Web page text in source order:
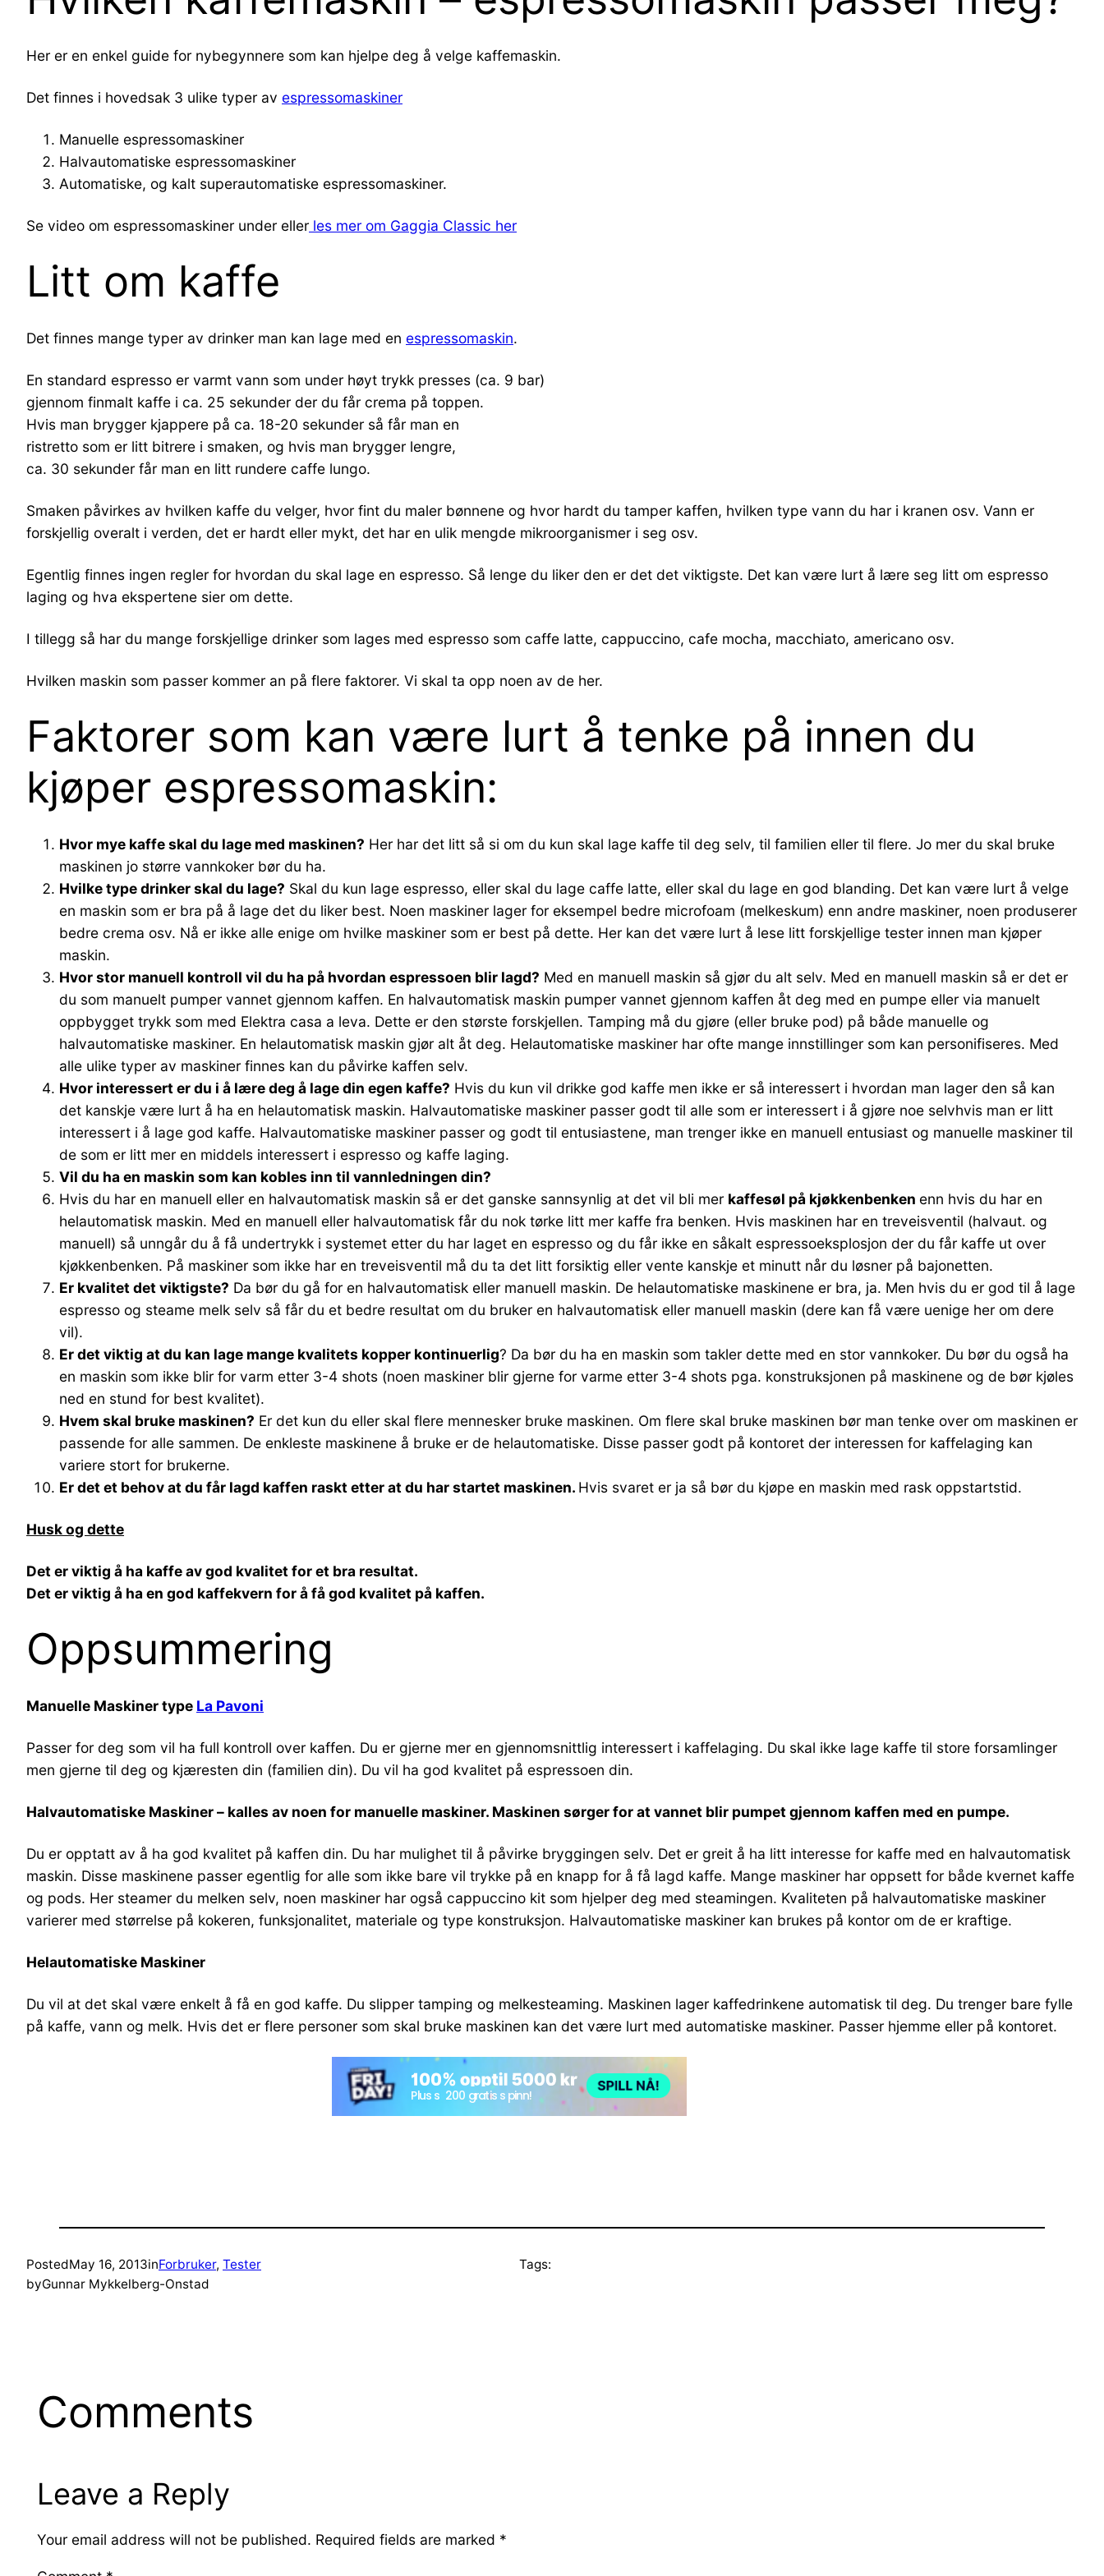
Her er en enkel guide for nybegynnere som kan hjelpe deg å velge kaffemaskin.
Det finnes i hovedsak 3 ulike typer av espressomaskiner
Manuelle espressomaskiner
Halvautomatiske espressomaskiner
Automatiske, og kalt superautomatiske espressomaskiner.
Se video om espressomaskiner under eller les mer om Gaggia Classic her
Litt om kaffe
Det finnes mange typer av drinker man kan lage med en espressomaskin.
En standard espresso er varmt vann som under høyt trykk presses (ca. 9 bar)
gjennom finmalt kaffe i ca. 25 sekunder der du får crema på toppen.
Hvis man brygger kjappere på ca. 18-20 sekunder så får man en
ristretto som er litt bitrere i smaken, og hvis man brygger lengre,
ca. 30 sekunder får man en litt rundere caffe lungo.
Smaken påvirkes av hvilken kaffe du velger, hvor fint du maler bønnene og hvor hardt du tamper kaffen, hvilken type vann du har i kranen osv. Vann er
forskjellig overalt i verden, det er hardt eller mykt, det har en ulik mengde mikroorganismer i seg osv.
Egentlig finnes ingen regler for hvordan du skal lage en espresso. Så lenge du liker den er det det viktigste. Det kan være lurt å lære seg litt om espresso
laging og hva ekspertene sier om dette.
I tillegg så har du mange forskjellige drinker som lages med espresso som caffe latte, cappuccino, cafe mocha, macchiato, americano osv.
Hvilken maskin som passer kommer an på flere faktorer. Vi skal ta opp noen av de her.
Faktorer som kan være lurt å tenke på innen du
kjøper espressomaskin:
Hvor mye kaffe skal du lage med maskinen? Her har det litt så si om du kun skal lage kaffe til deg selv, til familien eller til flere. Jo mer du skal bruke
maskinen jo større vannkoker bør du ha.
Hvilke type drinker skal du lage? Skal du kun lage espresso, eller skal du lage caffe latte, eller skal du lage en god blanding. Det kan være lurt å velge
en maskin som er bra på å lage det du liker best. Noen maskiner lager for eksempel bedre microfoam (melkeskum) enn andre maskiner, noen produserer
bedre crema osv. Nå er ikke alle enige om hvilke maskiner som er best på dette. Her kan det være lurt å lese litt forskjellige tester innen man kjøper
maskin.
Hvor stor manuell kontroll vil du ha på hvordan espressoen blir lagd? Med en manuell maskin så gjør du alt selv. Med en manuell maskin så er det er
du som manuelt pumper vannet gjennom kaffen. En halvautomatisk maskin pumper vannet gjennom kaffen åt deg med en pumpe eller via manuelt
oppbygget trykk som med Elektra casa a leva. Dette er den største forskjellen. Tamping må du gjøre (eller bruke pod) på både manuelle og
halvautomatiske maskiner. En helautomatisk maskin gjør alt åt deg. Helautomatiske maskiner har ofte mange innstillinger som kan personifiseres. Med
alle ulike typer av maskiner finnes kan du påvirke kaffen selv.
Hvor interessert er du i å lære deg å lage din egen kaffe? Hvis du kun vil drikke god kaffe men ikke er så interessert i hvordan man lager den så kan
det kanskje være lurt å ha en helautomatisk maskin. Halvautomatiske maskiner passer godt til alle som er interessert i å gjøre noe selvhvis man er litt
interessert i å lage god kaffe. Halvautomatiske maskiner passer og godt til entusiastene, man trenger ikke en manuell entusiast og manuelle maskiner til
de som er litt mer en middels interessert i espresso og kaffe laging.
Vil du ha en maskin som kan kobles inn til vannledningen din?
Hvis du har en manuell eller en halvautomatisk maskin så er det ganske sannsynlig at det vil bli mer kaffesøl på kjøkkenbenken enn hvis du har en
helautomatisk maskin. Med en manuell eller halvautomatisk får du nok tørke litt mer kaffe fra benken. Hvis maskinen har en treveisventil (halvaut. og
manuell) så unngår du å få undertrykk i systemet etter du har laget en espresso og du får ikke en såkalt espressoeksplosjon der du får kaffe ut over
kjøkkenbenken. På maskiner som ikke har en treveisventil må du ta det litt forsiktig eller vente kanskje et minutt når du løsner på bajonetten.
Er kvalitet det viktigste? Da bør du gå for en halvautomatisk eller manuell maskin. De helautomatiske maskinene er bra, ja. Men hvis du er god til å lage
espresso og steame melk selv så får du et bedre resultat om du bruker en halvautomatisk eller manuell maskin (dere kan få være uenige her om dere
vil).
Er det viktig at du kan lage mange kvalitets kopper kontinuerlig? Da bør du ha en maskin som takler dette med en stor vannkoker. Du bør du også ha
en maskin som ikke blir for varm etter 3-4 shots (noen maskiner blir gjerne for varme etter 3-4 shots pga. konstruksjonen på maskinene og de bør kjøles
ned en stund for best kvalitet).
Hvem skal bruke maskinen? Er det kun du eller skal flere mennesker bruke maskinen. Om flere skal bruke maskinen bør man tenke over om maskinen er
passende for alle sammen. De enkleste maskinene å bruke er de helautomatiske. Disse passer godt på kontoret der interessen for kaffelaging kan
variere stort for brukerne.
Er det et behov at du får lagd kaffen raskt etter at du har startet maskinen. Hvis svaret er ja så bør du kjøpe en maskin med rask oppstartstid.
Husk og dette
Det er viktig å ha kaffe av god kvalitet for et bra resultat.
Det er viktig å ha en god kaffekvern for å få god kvalitet på kaffen.
Oppsummering
Manuelle Maskiner type La Pavoni
Passer for deg som vil ha full kontroll over kaffen. Du er gjerne mer en gjennomsnittlig interessert i kaffelaging. Du skal ikke lage kaffe til store forsamlinger
men gjerne til deg og kjæresten din (familien din). Du vil ha god kvalitet på espressoen din.
Halvautomatiske Maskiner – kalles av noen for manuelle maskiner. Maskinen sørger for at vannet blir pumpet gjennom kaffen med en pumpe.
Du er opptatt av å ha god kvalitet på kaffen din. Du har mulighet til å påvirke bryggingen selv. Det er greit å ha litt interesse for kaffe med en halvautomatisk
maskin. Disse maskinene passer egentlig for alle som ikke bare vil trykke på en knapp for å få lagd kaffe. Mange maskiner har oppsett for både kvernet kaffe
og pods. Her steamer du melken selv, noen maskiner har også cappuccino kit som hjelper deg med steamingen. Kvaliteten på halvautomatiske maskiner
varierer med størrelse på kokeren, funksjonalitet, materiale og type konstruksjon. Halvautomatiske maskiner kan brukes på kontor om de er kraftige.
Helautomatiske Maskiner
Du vil at det skal være enkelt å få en god kaffe. Du slipper tamping og melkesteaming. Maskinen lager kaffedrinkene automatisk til deg. Du trenger bare fylle
på kaffe, vann og melk. Hvis det er flere personer som skal bruke maskinen kan det være lurt med automatiske maskiner. Passer hjemme eller på kontoret.
PostedMay 16, 2013inForbruker, Tester
byGunnar Mykkelberg-Onstad
Tags:
Comments
Leave a Reply
Your email address will not be published. Required fields are marked *